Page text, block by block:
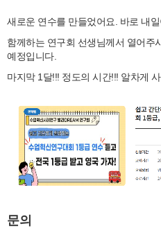
새로운 연수를 만들었어요. 바로 내
함께하는 연구회 선생님께서 열어주
예정입니다.
마지막 1달!!! 정도의 시간!!! 알차게
문의